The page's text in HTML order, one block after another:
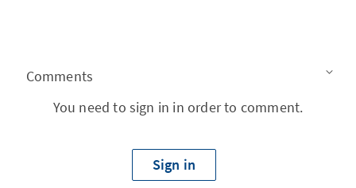
Comments
You need to sign in in order to comment.
Sign in